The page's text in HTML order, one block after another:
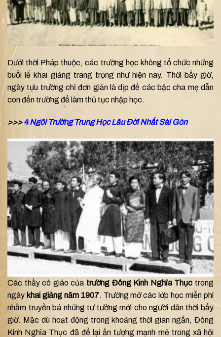
Dưới thời Pháp thuộc, các trường học không tổ chức những
buổi lễ khai giảng trang trọng như hiện nay. Thời bấy giờ,
ngày tựu trường chỉ đơn giản là dịp để các bậc cha mẹ dẫn
con đến trường để làm thủ tục nhập học.
>>>4 Ngôi Trường Trung Học Lâu Đời Nhất Sài Gòn
Các thầy cô giáo của trường Đông Kinh Nghĩa Thục trong
ngày khai giảng năm 1907. Trường mở các lớp học miễn phí
nhằm truyền bá những tư tưởng mới cho người dân thời bấy
giờ. Mặc dù hoạt động trong khoảng thời gian ngắn, Đông
Kinh Nghĩa Thục đã để lại ấn tượng mạnh mẽ trong xã hội